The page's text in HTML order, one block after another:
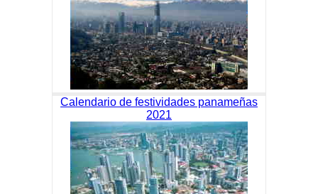
Calendario de festividades panameñas
2021